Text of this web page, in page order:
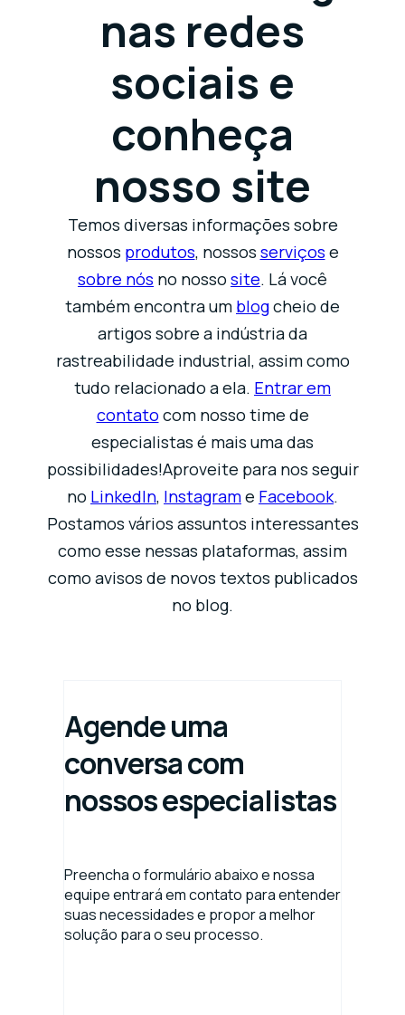
nas redes
sociais e
conheça
nosso site
Temos diversas informações sobre
nossos produtos, nossos serviços e
sobre nós no nosso site. Lá você
também encontra um blogcheio de
artigos sobre a indústria da
rastreabilidade industrial, assim como
tudo relacionado a ela. Entrar em
contato com nosso time de
especialistas é mais uma das
possibilidades!Aproveite para nos seguir
no LinkedIn, Instagrame Facebook.
Postamos vários assuntos interessantes
como esse nessas plataformas, assim
como avisos de novos textos publicados
no blog.
Agende uma
conversa com
nossos especialistas
Preencha o formulário abaixo e nossa
equipe entrará em contato para entender
suas necessidades e propor a melhor
solução para o seu processo.